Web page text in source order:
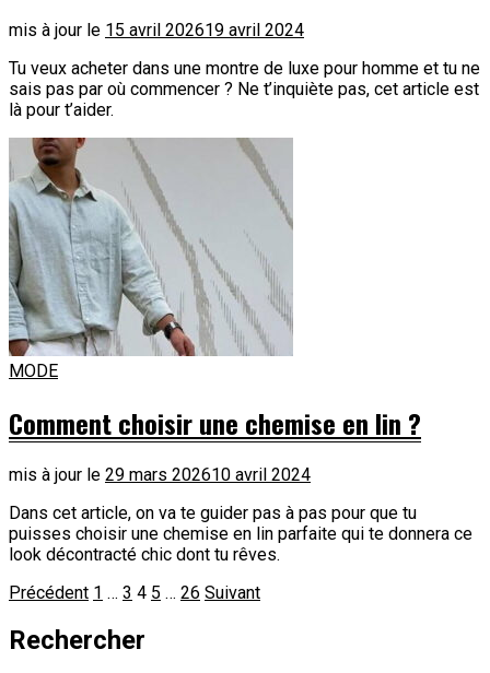
mis à jour le 15 avril 202619 avril 2024
Tu veux acheter dans une montre de luxe pour homme et tu ne
sais pas par où commencer ? Ne t’inquiète pas, cet article est
là pour t’aider.
MODE
Comment choisir une chemise en lin ?
mis à jour le 29 mars 202610 avril 2024
Dans cet article, on va te guider pas à pas pour que tu
puisses choisir une chemise en lin parfaite qui te donnera ce
look décontracté chic dont tu rêves.
Pagination
des
publications
Précédent Page
1 … Page
3 Page
4 Page
5 … Page
26 Suivant
Rechercher